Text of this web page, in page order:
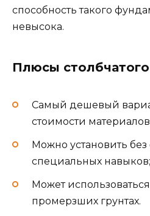
способность такого
невысока.
Плюсы
Самый дешевый
стоимости
Можно установить
специальных навыков;
Может
промерзших грунтах.